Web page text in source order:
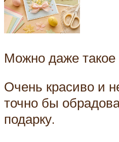
Можно даже такое
Очень красиво и
точно бы
подарку.